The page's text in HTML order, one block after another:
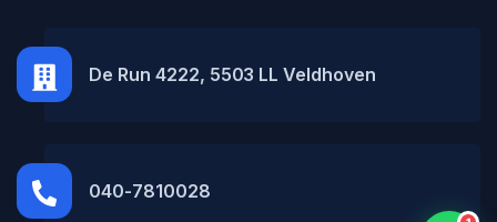
De Run 4222, 5503 LL Veldhoven
040-7810028